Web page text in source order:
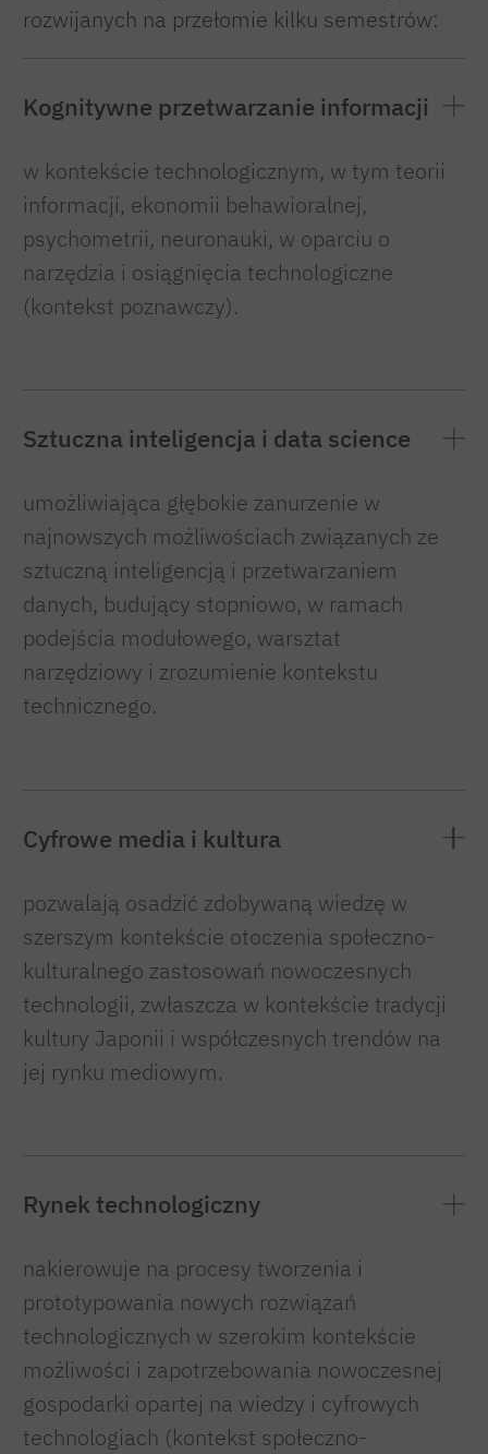
rozwijanych na przełomie kilku semestrów:
Kognitywne przetwarzanie informacji
w kontekście technologicznym, w tym teorii
informacji, ekonomii behawioralnej,
psychometrii, neuronauki, w oparciu o
narzędzia i osiągnięcia technologiczne
(kontekst poznawczy).
Sztuczna inteligencja i data science
umożliwiająca głębokie zanurzenie w
najnowszych możliwościach związanych ze
sztuczną inteligencją i przetwarzaniem
danych, budujący stopniowo, w ramach
podejścia modułowego, warsztat
narzędziowy i zrozumienie kontekstu
technicznego.
Cyfrowe media i kultura
pozwalają osadzić zdobywaną wiedzę w
szerszym kontekście otoczenia społeczno-
kulturalnego zastosowań nowoczesnych
technologii, zwłaszcza w kontekście tradycji
kultury Japonii i współczesnych trendów na
jej rynku mediowym.
Rynek technologiczny
nakierowuje na procesy tworzenia i
prototypowania nowych rozwiązań
technologicznych w szerokim kontekście
możliwości i zapotrzebowania nowoczesnej
gospodarki opartej na wiedzy i cyfrowych
technologiach (kontekst społeczno-